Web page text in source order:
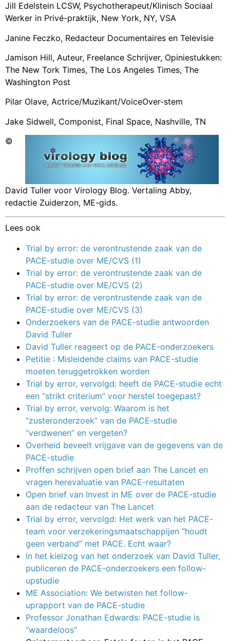
Jill Edelstein LCSW, Psychotherapeut/Klinisch Sociaal
Werker in Privé-praktijk, New York, NY, VSA
Janine Feczko, Redacteur Documentaires en Televisie
Jamison Hill, Auteur, Freelance Schrijver, Opiniestukken:
The New Tork Times, The Los Angeles Times, The
Washington Post
Pilar Olave, Actrice/Muzikant/VoiceOver-stem
Jake Sidwell, Componist, Final Space, Nashville, TN
©
David Tuller voor Virology Blog. Vertaling Abby,
redactie Zuiderzon, ME-gids.
Lees ook
Trial by error: de verontrustende zaak van de
PACE-studie over ME/CVS (1)
Trial by error: de verontrustende zaak van de
PACE-studie over ME/CVS (2)
Trial by error: de verontrustende zaak van de
PACE-studie over ME/CVS (3)
Onderzoekers van de PACE-studie antwoorden
David Tuller
David Tuller reageert op de PACE-onderzoekers
Petitie : Misleidende claims van PACE-studie
moeten teruggetrokken worden
Trial by error, vervolgd: heeft de PACE-studie echt
een “strikt criterium” voor herstel toegepast?
Trial by error, vervolg: Waarom is het
“zusteronderzoek” van de PACE-studie
“verdwenen” en vergeten?
Overheid beveelt vrijgave van de gegevens van de
PACE-studie
Proffen schrijven open brief aan The Lancet en
vragen herevaluatie van PACE-resultaten
Open brief van Invest in ME over de PACE-studie
aan de redacteur van The Lancet
Trial by error, vervolgd: Het werk van het PACE-
team voor verzekeringsmaatschappijen “houdt
geen verband” met PACE. Echt waar?
In het kielzog van het onderzoek van David Tuller,
publiceren de PACE-onderzoekers een follow-
upstudie
ME Association: We betwisten het follow-
uprapport van de PACE-studie
Professor Jonathan Edwards: PACE-studie is
“waardeloos”